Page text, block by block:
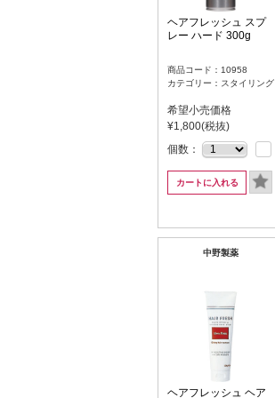
ヘアフレッシュ スプ
レー ハード 300g
商品コード：10958
カテゴリー：スタイリング
希望小売価格
¥1,800(税抜)
個数：
カートに入れる
中野製薬
ヘアフレッシュ ヘア